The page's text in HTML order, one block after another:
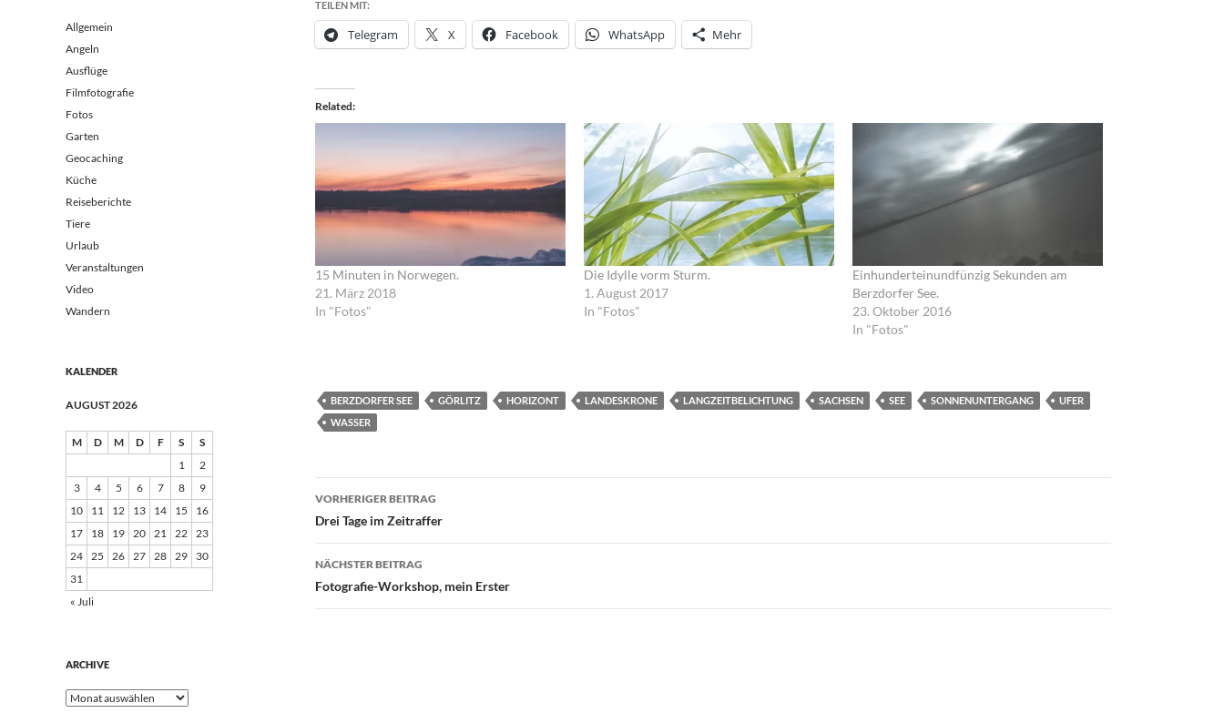
TEILEN MIT:
Telegram X Facebook WhatsApp Mehr
Related
15 Minuten in Norwegen.
21. März 2018
In "Fotos"
Die Idylle vorm Sturm.
1. August 2017
In "Fotos"
Einhunderteinundfünzig Sekunden am
Berzdorfer See.
23. Oktober 2016
In "Fotos"
BERZDORFER SEE GÖRLITZ HORIZONT LANDESKRONE LANGZEITBELICHTUNG SACHSEN SEE SONNENUNTERGANG
UFER
WASSER
Beitragsnavigation
VORHERIGER BEITRAG
Drei Tage im Zeitraffer
NÄCHSTER BEITRAG
Fotografie-Workshop, mein Erster
Allgemein
Angeln
Ausflüge
Filmfotografie
Fotos
Garten
Geocaching
Küche
Reiseberichte
Tiere
Urlaub
Veranstaltungen
Video
Wandern
KALENDER
AUGUST 2026
M D M D F S
S
1
2
3
4 5 6 7 8
9
10
11 12 13 14 15
16
17
18 19 20 21 22 23
24 25 26 27 28 29
30
31
« Juli
ARCHIVE
Archive